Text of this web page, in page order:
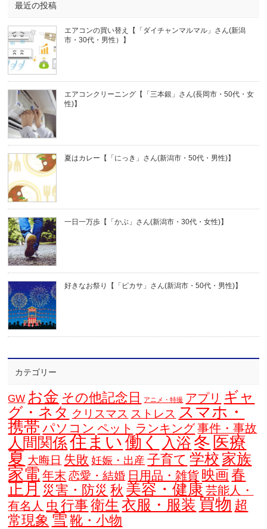
最近の投稿
エアコンの買い替え【「ダイチャンマルマル」さん(新潟
市・30代・男性）】
エアコンクリーニング【「三本銀」さん(長岡市・50代・女
性)】
夏はカレー【「にっき」さん(新潟市・50代・男性)】
一日一万歩【「かぶ」さん(新潟市・30代・女性)】
好きなお祭り【「ピカサ」さん(新潟市・50代・男性)】
カテゴリー
GW お金 その他記念日 アニメ・特撮 アプリ ギャ
グ・ネタ クリスマス ストレス スマホ・
携帯 パソコン ペット ランキング事件・事故
人間関係住まい 働く 入浴 冬 医療
夏 大晦日 失敗 妊娠・出産 子育て 学校 家族
家電 年末 恋愛・結婚 日用品・雑貨 映画 春
正月 災害・防災 秋 美容・健康 芸能人・
有名人 虫 行事 衛生 衣服・服装 買物 超
常現象 雪 靴・小物